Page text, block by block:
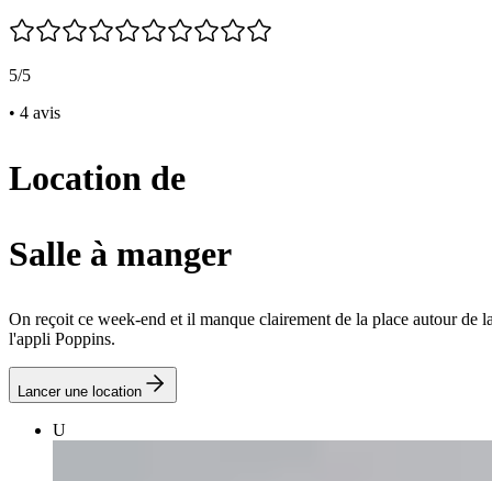
5/5
• 4 avis
Location de
Salle à manger
On reçoit ce week-end et il manque clairement de la place autour de
l'appli Poppins.
Lancer une location
U